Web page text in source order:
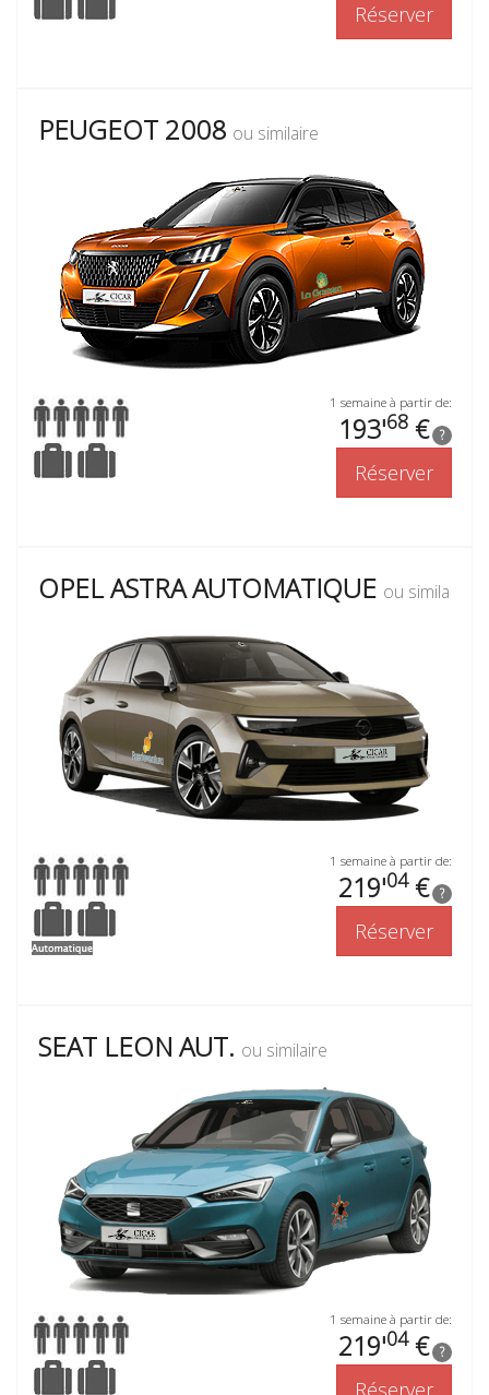
Réserver
PEUGEOT 2008 ou similaire
1 semaine à partir de:
193'68 € ?
Réserver
OPEL ASTRA AUTOMATIQUE ou similaire
1 semaine à partir de:
219'04€ ?
Réserver
SEAT LEON AUT. ou similaire
1 semaine à partir de:
219'04€ ?
Réserver